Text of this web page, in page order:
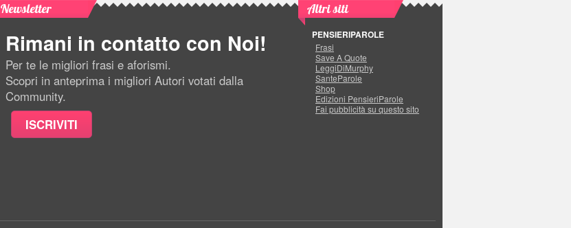
Newsletter
Rimani in contatto con Noi!
Per te le migliori frasi e aforismi.
Scopri in anteprima i migliori Autori votati dalla
Community.
ISCRIVITI
Altri siti
PENSIERIPAROLE
Frasi
Save A Quote
LeggiDiMurphy
SanteParole
Shop
Edizioni PensieriParole
Fai pubblicità su questo sito